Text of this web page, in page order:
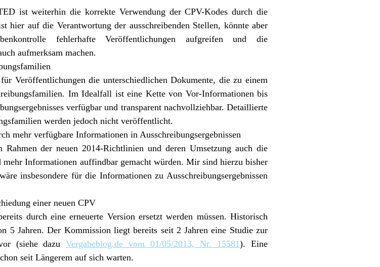
ist weiterhin die korrekte Verwendung der CPV-Kodes durch die
hier auf die Verantwortung der ausschreibenden Stellen, könnte aber
fehlerhafte Veröffentlichungen aufgreifen und die
aufmerksam machen.
Veröffentlichungen die unterschiedlichen Dokumente, die zu einem
Im Idealfall ist eine Kette von Vor-Informationen bis
verfügbar und transparent nachvollziehbar. Detaillierte
werden jedoch nicht veröffentlicht.
mehr verfügbare Informationen in Ausschreibungsergebnissen
der neuen 2014-Richtlinien und deren Umsetzung auch die
Informationen auffindbar gemacht würden. Mir sind hierzu bisher
insbesondere für die Informationen zu Ausschreibungsergebnissen
einer neuen CPV
durch eine erneuerte Version ersetzt werden müssen. Historisch
5 Jahren. Der Kommission liegt bereits seit 2 Jahren eine Studie zur
vor (siehe dazuVergabeblog.de vom 01/05/2013, Nr. 15581). Eine
seit Längerem auf sich warten.